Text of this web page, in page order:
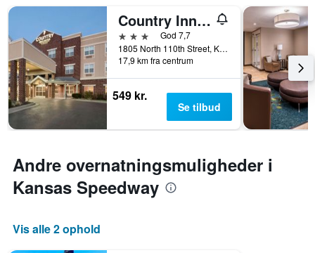
y-
der
viser
den
gennemsnitlige
pris
for
et
værelse
Country Inn & Suites Kansas City Village West
3 stjernerGod 7,7
1805 North 110th Street, Kansas City, KS, USA
17,9 km fra centrum
549 kr.
Se tilbud
Andre overnatningsmuligheder i
Kansas Speedway
Vis alle 2 ophold